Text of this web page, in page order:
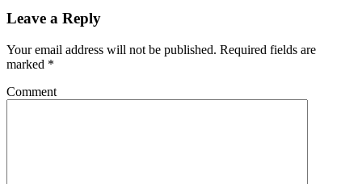
Leave a Reply
Your email address will not be published. Required fields are
marked *
Comment